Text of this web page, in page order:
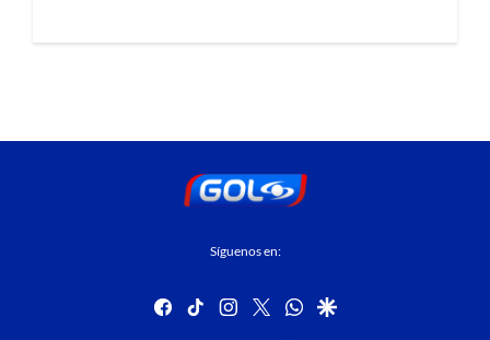
Síguenos en:
facebook
tiktok instagram
twitterwhatsapp
google